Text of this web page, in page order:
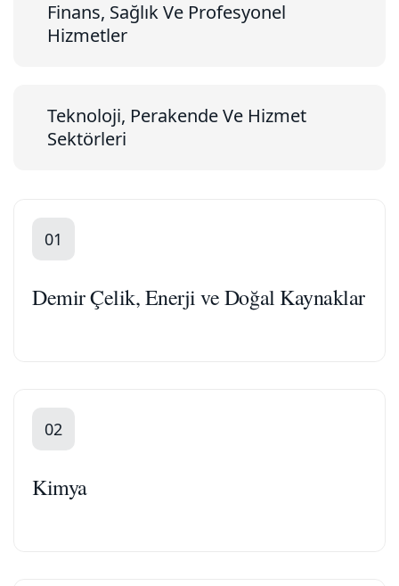
Finans, Sağlık Ve Profesyonel
Hizmetler
Teknoloji, Perakende Ve Hizmet
Sektörleri
01
Demir Çelik, Enerji ve Doğal Kaynaklar
02
Kimya